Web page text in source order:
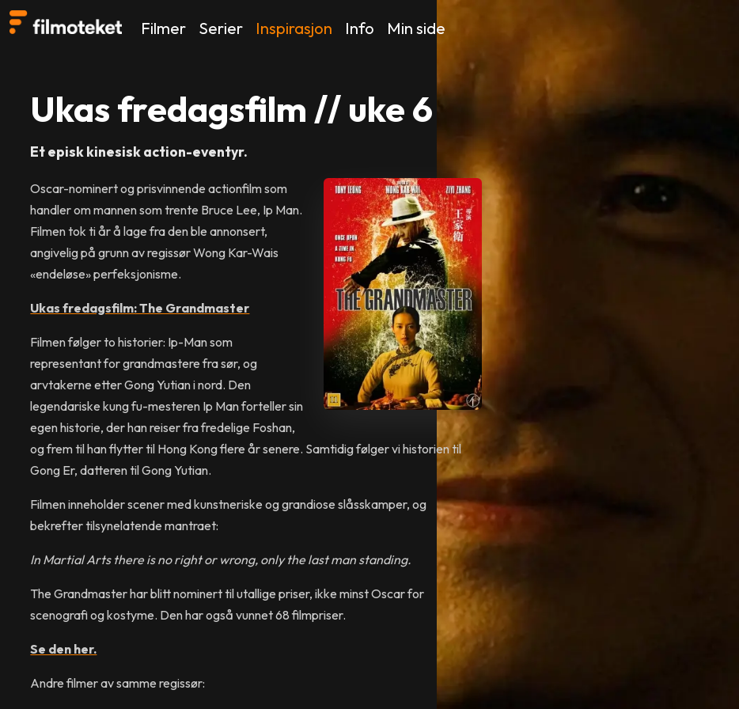
Filmer Serier Inspirasjon Info Min side
Ukas fredagsfilm // uke 6
Et episk kinesisk action-eventyr.
Oscar-nominert og prisvinnende actionfilm som
handler om mannen som trente Bruce Lee, Ip Man.
Filmen tok ti år å lage fra den ble annonsert,
angivelig på grunn av regissør Wong Kar-Wais
«endeløse» perfeksjonisme.
Ukas fredagsfilm: The Grandmaster
Filmen følger to historier: Ip-Man som
representant for grandmastere fra sør, og
arvtakerne etter Gong Yutian i nord. Den
legendariske kung fu-mesteren Ip Man forteller sin
egen historie, der han reiser fra fredelige Foshan,
og frem til han flytter til Hong Kong flere år senere. Samtidig følger vi historien til
Gong Er, datteren til Gong Yutian.
Filmen inneholder scener med kunstneriske og grandiose slåsskamper, og
bekrefter tilsynelatende mantraet:
In Martial Arts there is no right or wrong, only the last man standing.
The Grandmaster har blitt nominert til utallige priser, ikke minst Oscar for
scenografi og kostyme. Den har også vunnet 68 filmpriser.
Se den her.
Andre filmer av samme regissør: